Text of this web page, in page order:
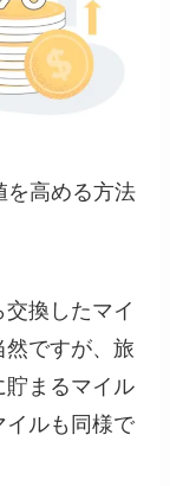
を高める方法
換したマイ
然ですが、旅
貯まるマイル
イルも同様で